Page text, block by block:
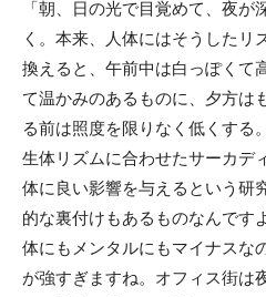
「朝、日の光で目覚めて、夜
く。本来、人体にはそうしたリ
換えると、午前中は白っぽくて
て温かみのあるものに、夕方は
る前は照度を限りなく低くする
生体リズムに合わせたサーカデ
体に良い影響を与えるという研
的な裏付けもあるものなんです
体にもメンタルにもマイナスな
が強すぎますね。オフィス街は